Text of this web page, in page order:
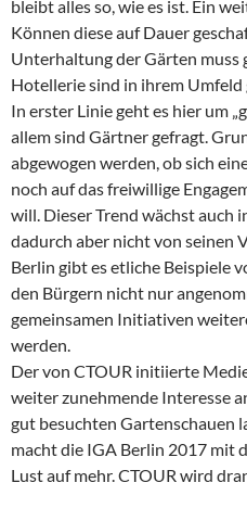
bleibt alles so, wie es ist. Ein
Können diese auf Dauer
Unterhaltung der Gärten
Hotellerie sind in ihrem
In erster Linie geht es hier um
allem sind Gärtner gefragt.
abgewogen werden, ob sich
noch auf das freiwillige
will. Dieser Trend wächst auch
dadurch aber nicht von seinen
Berlin gibt es etliche Beispiele
den Bürgern nicht nur
gemeinsamen Initiativen
werden.
Der von CTOUR initiierte
weiter zunehmende Interesse
gut besuchten Gartenschauen
macht die IGA Berlin 2017 mit
Lust auf mehr. CTOUR wird